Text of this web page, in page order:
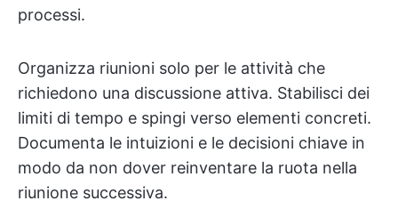
processi.
Organizza riunioni solo per le attività che
richiedono una discussione attiva. Stabilisci dei
limiti di tempo e spingi verso elementi concreti.
Documenta le intuizioni e le decisioni chiave in
modo da non dover reinventare la ruota nella
riunione successiva.